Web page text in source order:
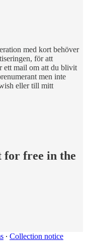
med kort behöver
för att
ett mail om att du blivit
men inte
eller till mitt
for free in the
∙ Collection notice